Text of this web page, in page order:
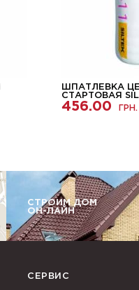
ШПАТЛЕВКА
СТАРТОВАЯ
456.00 ГРН.
СТРОИМ ДОМ
ОН-ЛАЙН
СЕРВИС